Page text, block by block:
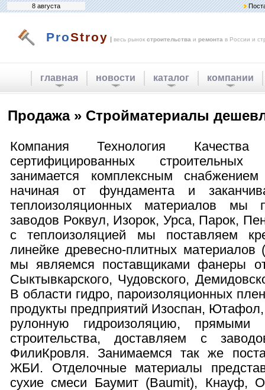
8 августа
ProStroy | весь рынок строительства и ремонта в России и
главная новости каталог компании
Продажа » Стройматериалы
Компания Технология Качества
сертифицированных
занимается комплексным снабжением
начиная от фундамента и
теплоизоляционных материалов мы
заводов Роквул, Изорок, Урса, Парок,
с теплоизоляцией мы поставляем
линейке древесно-плитных
мы являемся поставщиками фанеры
Сыктывкарского, Чудовского,
В области гидро, пароизоляционных
продукты предприятий Изоспан,
рулонную гидроизоляцию, прямыми
строительства, доставляем с
ФилиКровля. Занимаемся так же
ЖБИ. Отделочные материалы
сухие смеси Баумит (Baumit), Кнауф,